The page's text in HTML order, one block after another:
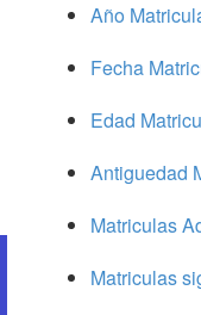
Año
Fecha
Edad
Antiguedad
Matriculas
Matriculas